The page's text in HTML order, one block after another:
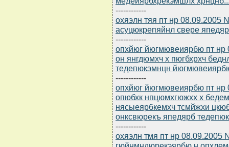
------------
охяэлн тяя пт нр
асуцюкрепяйнл свере
------------
опхйюг йюгмювеиярбю пт
он янгдюмхч х пюгбхрхч
тедепюкэмнцн
------------
опхйюг йюгмювеиярбю пт нр
опюбхк нпцюмхгюжхх х
нясыеярбкемхч тсмйжхи
онксвюрекъ япедярб
------------
охяэлн тмя пт нр 08.09.2005